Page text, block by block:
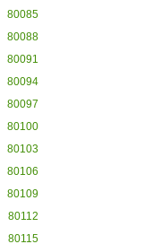
80085
80088
80091
80094
80097
80100
80103
80106
80109
80112
80115